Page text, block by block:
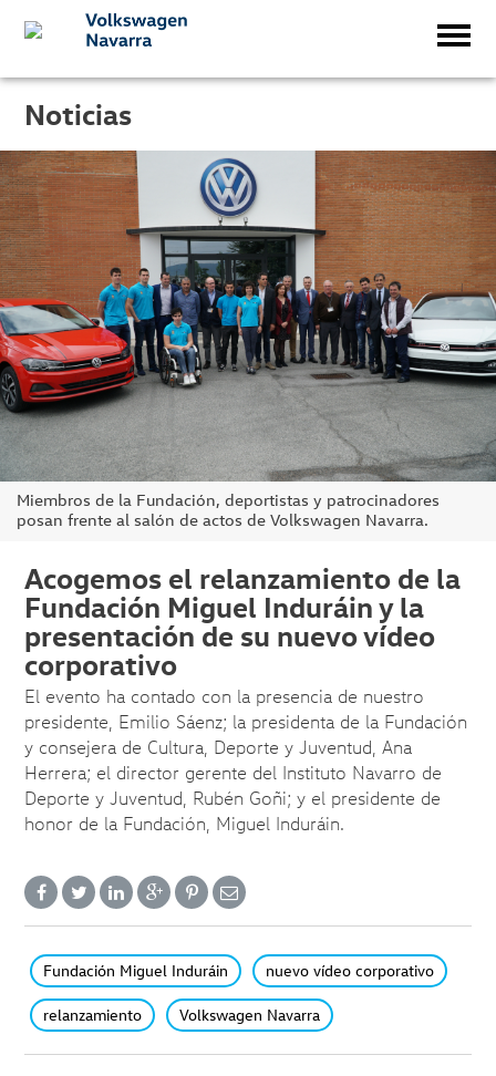
Noticias
Miembros de la Fundación, deportistas y patrocinadores
posan frente al salón de actos de Volkswagen Navarra.
Acogemos el relanzamiento de la
Fundación Miguel Induráin y la
presentación de su nuevo vídeo
corporativo
El evento ha contado con la presencia de nuestro
presidente, Emilio Sáenz; la presidenta de la Fundación
y consejera de Cultura, Deporte y Juventud, Ana
Herrera; el director gerente del Instituto Navarro de
Deporte y Juventud, Rubén Goñi; y el presidente de
honor de la Fundación, Miguel Induráin.
Fundación Miguel Induráin nuevo vídeo corporativo
relanzamiento Volkswagen Navarra